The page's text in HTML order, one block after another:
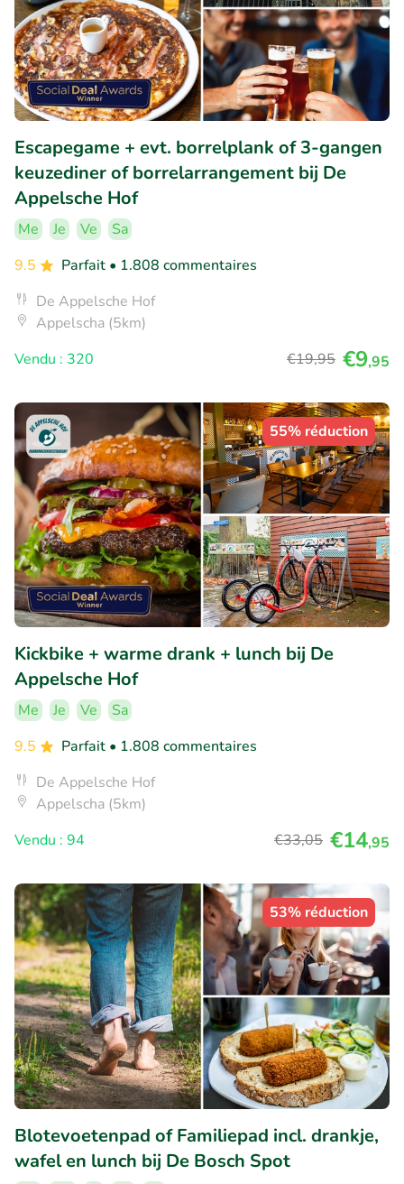
Escapegame + evt. borrelplank of 3-gangen
keuzediner of borrelarrangement bij De
Appelsche Hof
Me Je Ve
Sa
9.5
Parfait • 1.808 commentaires
De Appelsche Hof
Appelscha (5km)
Vendu : 320
€19,95 €9,95
55% réduction
Kickbike + warme drank + lunch bij De
Appelsche Hof
Me Je Ve
Sa
9.5
Parfait • 1.808 commentaires
De Appelsche Hof
Appelscha (5km)
Vendu : 94
€33,05 €14,95
53% réduction
Blotevoetenpad of Familiepad incl. drankje,
wafel en lunch bij De Bosch Spot